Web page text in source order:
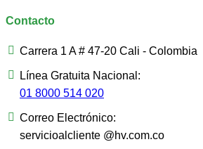
Contacto
Carrera 1 A # 47-20 Cali - Colombia
Línea Gratuita Nacional:
01 8000 514 020
Correo Electrónico:
servicioalcliente @hv.com.co